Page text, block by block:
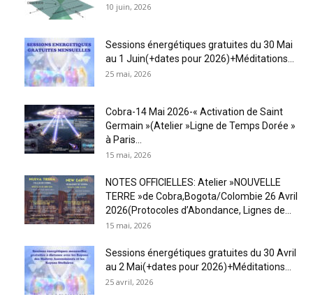
10 juin, 2026
Sessions énergétiques gratuites du 30 Mai
au 1 Juin(+dates pour 2026)+Méditations...
25 mai, 2026
Cobra-14 Mai 2026-« Activation de Saint
Germain »(Atelier »Ligne de Temps Dorée »
à Paris...
15 mai, 2026
NOTES OFFICIELLES: Atelier »NOUVELLE
TERRE »de Cobra,Bogota/Colombie 26 Avril
2026(Protocoles d’Abondance, Lignes de...
15 mai, 2026
Sessions énergétiques gratuites du 30 Avril
au 2 Mai(+dates pour 2026)+Méditations...
25 avril, 2026